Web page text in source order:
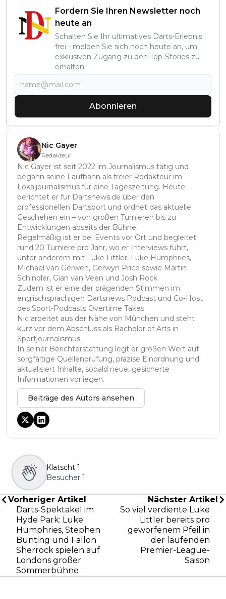
Fordern Sie Ihren Newsletter noch
heute an
Schalten Sie Ihr ultimatives Darts-Erlebnis
frei - melden Sie sich noch heute an, um
exklusiven Zugang zu den Top-Stories zu
erhalten.
Abonnieren
Nic Gayer
Redakteur
Nic Gayer ist seit 2022 im Journalismus tätig und
begann seine Laufbahn als freier Redakteur im
Lokaljournalismus für eine Tageszeitung. Heute
berichtet er für Dartsnews.de über den
professionellen Dartsport und ordnet das aktuelle
Geschehen ein – von großen Turnieren bis zu
Entwicklungen abseits der Bühne.
Regelmäßig ist er bei Events vor Ort und begleitet
rund 20 Turniere pro Jahr, wo er Interviews führt,
unter anderem mit Luke Littler, Luke Humphries,
Michael van Gerwen, Gerwyn Price sowie Martin
Schindler, Gian van Veen und Josh Rock.
Zudem ist er eine der prägenden Stimmen im
englischsprachigen Dartsnews Podcast und Co-Host
des Sport-Podcasts Overtime Takes.
Nic arbeitet aus der Nähe von München und steht
kurz vor dem Abschluss als Bachelor of Arts in
Sportjournalismus.
In seiner Berichterstattung legt er großen Wert auf
sorgfältige Quellenprüfung, präzise Einordnung und
aktualisiert Inhalte, sobald neue, gesicherte
Informationen vorliegen.
Beiträge des Autors ansehen
Klatscht 1
Besucher 1
Vorheriger Artikel
Darts-Spektakel im
Hyde Park: Luke
Humphries, Stephen
Bunting und Fallon
Sherrock spielen auf
Londons großer
Sommerbühne
Nächster Artikel
So viel verdiente Luke
Littler bereits pro
geworfenem Pfeil in
der laufenden
Premier-League-
Saison